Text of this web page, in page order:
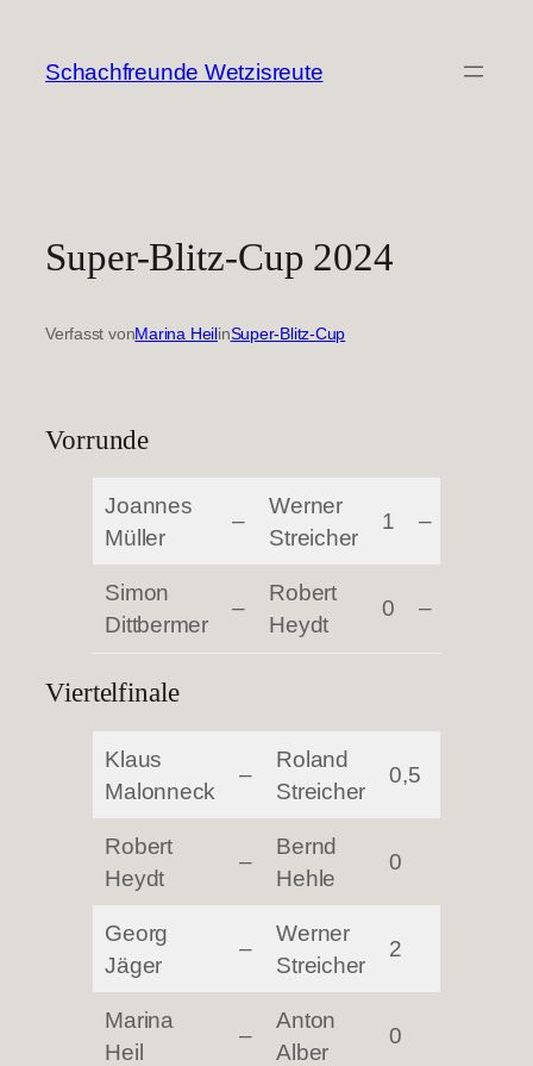
springen
Schachfreunde Wetzisreute
Super-Blitz-Cup 2024
Verfasst vonMarina HeilinSuper-Blitz-Cup
Vorrunde
Joannes
Müller
–
Werner
Streicher
1 –
Simon
Dittbermer
–
Robert
Heydt
0 –
Viertelfinale
Klaus
Malonneck
–
Roland
Streicher
0,5
Robert
Heydt
–
Bernd
Hehle
0
Georg
Jäger
–
Werner
Streicher
2
Marina
Heil
–
Anton
Alber
0